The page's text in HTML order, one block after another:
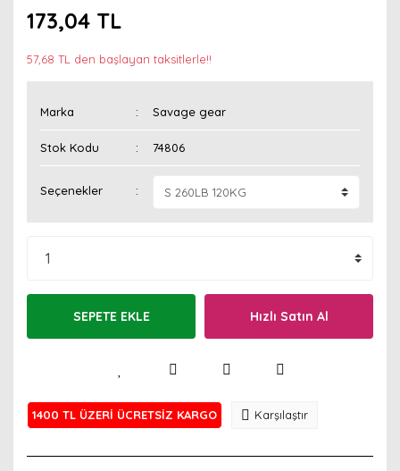
173,04 TL
57,68 TL den başlayan taksitlerle!!
Marka Savage gear
Stok Kodu 74806
Seçenekler
SEPETE EKLE Hızlı Satın Al
1400 TL ÜZERİ ÜCRETSİZ KARGO Karşılaştır